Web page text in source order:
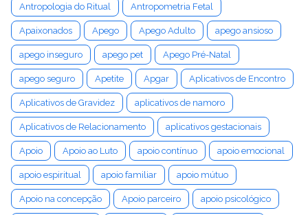
Antropologia do Ritual Antropometria Fetal
Apaixonados Apego Apego Adulto apego ansioso
apego inseguro apego pet Apego Pré-Natal
apego seguro Apetite Apgar Aplicativos de Encontro
Aplicativos de Gravidez aplicativos de namoro
Aplicativos de Relacionamento aplicativos gestacionais
Apoio Apoio ao Luto apoio contínuo apoio emocional
apoio espiritual apoio familiar apoio mútuo
Apoio na concepção Apoio parceiro apoio psicológico